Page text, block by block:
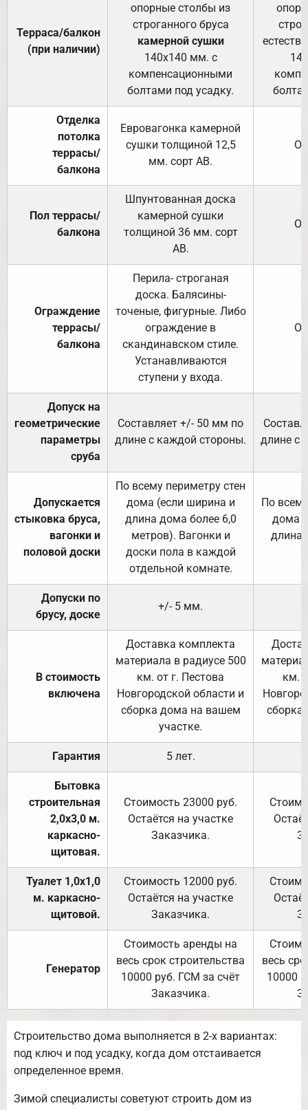
Терраса/балкон
(при наличии)
опорные столбы из
строганного бруса
камерной сушки
140х140 мм. с
компенсационными
болтами под усадку.
Отделка
потолка
террасы/
балкона
Евровагонка камерной
сушки толщиной 12,5
мм. сорт АВ.
Пол террасы/
балкона
Шпунтованная доска
камерной сушки
толщиной 36 мм. сорт
АВ.
Ограждение
террасы/
балкона
Перила- строганая
доска. Балясины-
точеные, фигурные. Либо
ограждение в
скандинавском стиле.
Устанавливаются
ступени у входа.
Допуск на
геометрические
параметры
сруба
Составляет +/- 50 мм по
длине с каждой стороны.
длине с
Допускается
стыковка бруса,
вагонки и
половой доски
По всему периметру стен
дома (если ширина и
длина дома более 6,0
метров). Вагонки и
доски пола в каждой
отдельной комнате.
По
дома
длина
Допуски по
брусу, доске
+/- 5 мм.
В стоимость
включена
Доставка комплекта
материала в радиусе 500
км. от г. Пестова
Новгородской области и
сборка дома на вашем
участке.
км.
Гарантия 5 лет.
Бытовка
строительная
2,0х3,0 м.
каркасно-
щитовая.
Стоимость 23000 руб.
Остаётся на участке
Заказчика.
Туалет 1,0х1,0
м. каркасно-
щитовой.
Стоимость 12000 руб.
Остаётся на участке
Заказчика.
Генератор
Стоимость аренды на
весь срок строительства
10000 руб. ГСМ за счёт
Заказчика.
весь
10000
Строительство дома выполняется в 2-х вариантах:
под ключ и под усадку, когда дом отстаивается
определенное время.
Зимой специалисты советуют строить дом из